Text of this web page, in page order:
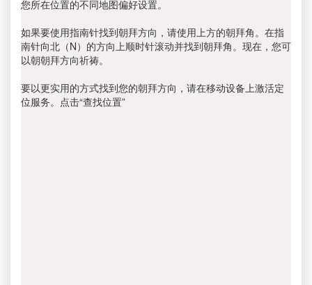
您所在位置的不同地图偏好设置。
如果要使用指南针找到朝拜方向，请使用上方的朝拜角。在指
南针向北（N）的方向上顺时针滚动并找到朝拜角。现在，您可
以朝朝拜方向祈祷。
要以更实用的方式找到您的朝拜方向，请在移动设备上激活定
位服务。点击“查找位置”